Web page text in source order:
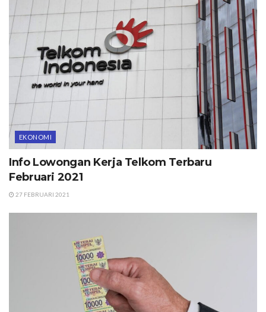
EKONOMI
Info Lowongan Kerja Telkom Terbaru
Februari 2021
27 FEBRUARI 2021